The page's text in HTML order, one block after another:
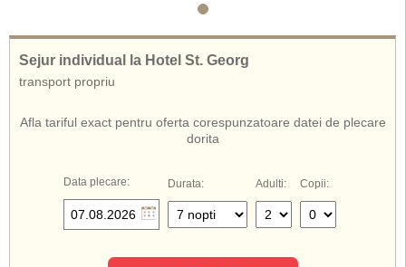
Sejur individual la Hotel St. Georg
transport propriu
Afla tariful exact pentru oferta corespunzatoare datei de plecare
dorita
Data plecare: Durata: Adulti: Copii: